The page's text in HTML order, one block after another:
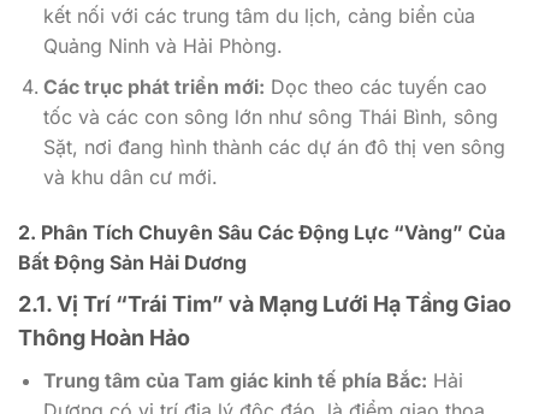
kết nối với các trung tâm du lịch, cảng biển của
Quảng Ninh và Hải Phòng.
Các trục phát triển mới: Dọc theo các tuyến cao
tốc và các con sông lớn như sông Thái Bình, sông
Sặt, nơi đang hình thành các dự án đô thị ven sông
và khu dân cư mới.
2. Phân Tích Chuyên Sâu Các Động Lực “Vàng” Của
Bất Động Sản Hải Dương
2.1. Vị Trí “Trái Tim” và Mạng Lưới Hạ Tầng Giao
Thông Hoàn Hảo
Trung tâm của Tam giác kinh tế phía Bắc: Hải